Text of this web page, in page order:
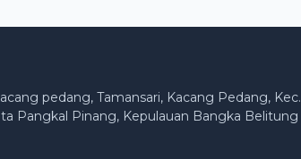
pedang, Tamansari, Kacang Pedang, Kec.
Pangkal Pinang, Kepulauan Bangka Belitung